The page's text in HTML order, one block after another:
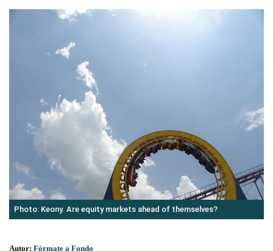
Photo: Keony. Are equity markets ahead of themselves?
Autor: Fórmate a Fondo